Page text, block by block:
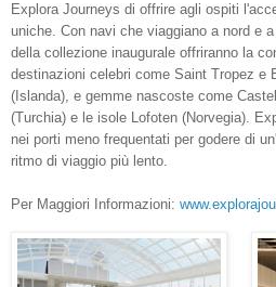
Explora Journeys di offrire agli ospiti
uniche. Con navi che viaggiano a nord e
della collezione inaugurale offriranno la
destinazioni celebri come Saint Tropez e
(Islanda), e gemme nascoste come
(Turchia) e le isole Lofoten (Norvegia).
nei porti meno frequentati per godere di
ritmo di viaggio più lento.
Per Maggiori Informazioni: